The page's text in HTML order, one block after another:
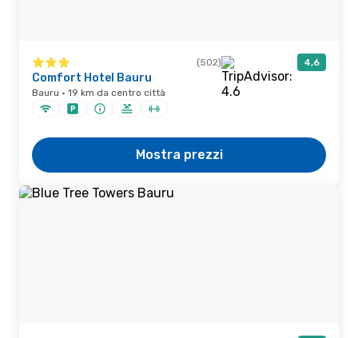
(502) 4,6
Comfort Hotel Bauru
Bauru · 19 km da centro città
Mostra prezzi